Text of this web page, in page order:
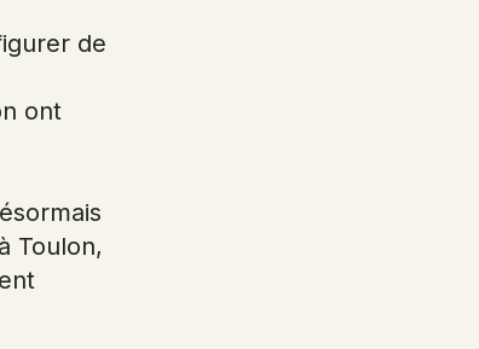
de
ont
Toulon,